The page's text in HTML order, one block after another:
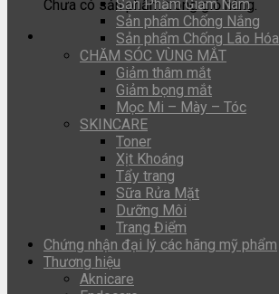
Chưa có sản phẩm trong giỏ hàng.
Sản Phẩm Giảm Nám
Sản phẩm Chống Nắng
Sản phẩm Chống Lão Hóa
CHĂM SÓC VÙNG MẮT
Giảm thâm mắt
Giảm bọng mắt
Mọc Mi – Mày – Tóc
SKINCARE
Toner
Xịt Khoáng
Tẩy trang
Sữa Rửa Mặt
Dưỡng Môi
Trang Điểm
Chứng nhận đại lý các hãng mỹ phẩm
Thương hiệu
Aknicare